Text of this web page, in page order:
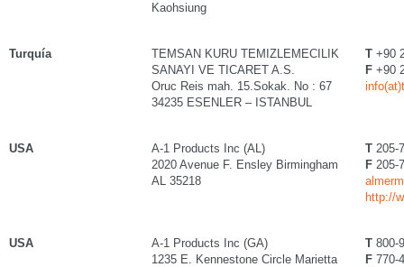
Kaohsiung
Turquía
TEMSAN KURU TEMIZLEMECILIK
SANAYI VE TICARET A.S.
Oruc Reis mah. 15.Sokak. No : 67
34235 ESENLER – ISTANBUL
T +90
F +90
USA
A-1 Products Inc (AL)
2020 Avenue F. Ensley Birmingham
AL 35218
T 205-
F 205-
http://
USA
A-1 Products Inc (GA)
1235 E. Kennestone Circle Marietta
T 800-
F 770-